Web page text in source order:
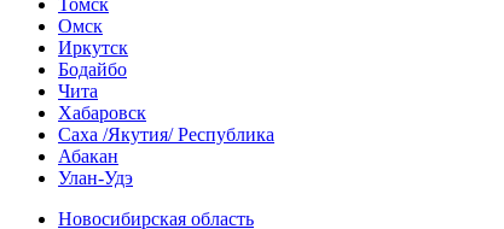
Томск
Омск
Иркутск
Бодайбо
Чита
Хабаровск
Саха /Якутия/ Республика
Абакан
Улан-Удэ
Новосибирская область